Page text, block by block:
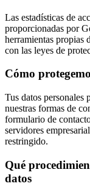
Las estadísticas de
proporcionadas por
herramientas propias
con las leyes de
Cómo
Tus datos personales
nuestras formas de
formulario de
servidores
restringido.
Qué
datos